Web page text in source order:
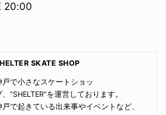
20:00
SKATE SHOP
戸で小さなスケートショッ
、“SHELTER”を運営しております。
戸で起きている出来事やイベントなど、